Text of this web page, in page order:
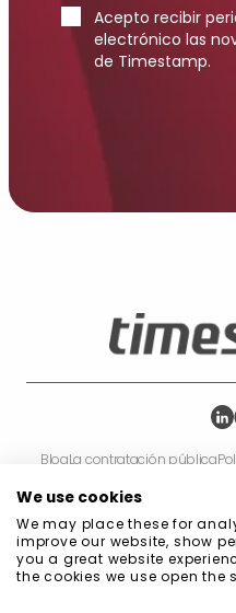
Acepto recibir
electrónico las
de Timestamp.
BlogLa contratación pública
Política de
Ámbito de
Manual del
Política del
Declaración de
We use cookies
We may place these for
improve our website, show
you a great website
the cookies we use open the